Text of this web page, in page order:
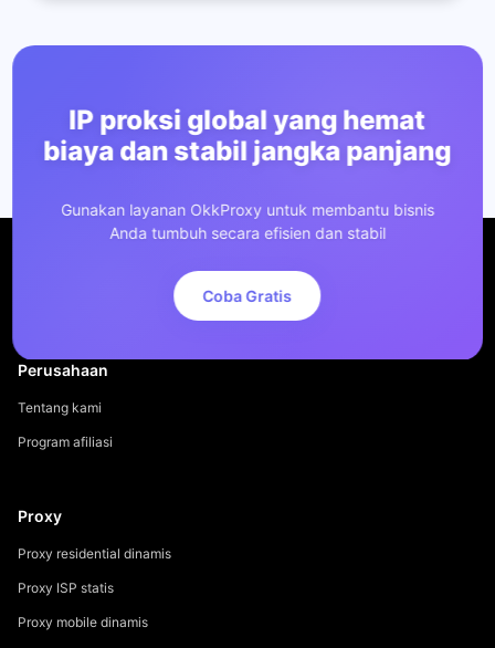
IP proksi global yang hemat
biaya dan stabil jangka panjang
Gunakan layanan OkkProxy untuk membantu bisnis
Anda tumbuh secara efisien dan stabil
Coba Gratis
Perusahaan
Tentang kami
Program afiliasi
Proxy
Proxy residential dinamis
Proxy ISP statis
Proxy mobile dinamis